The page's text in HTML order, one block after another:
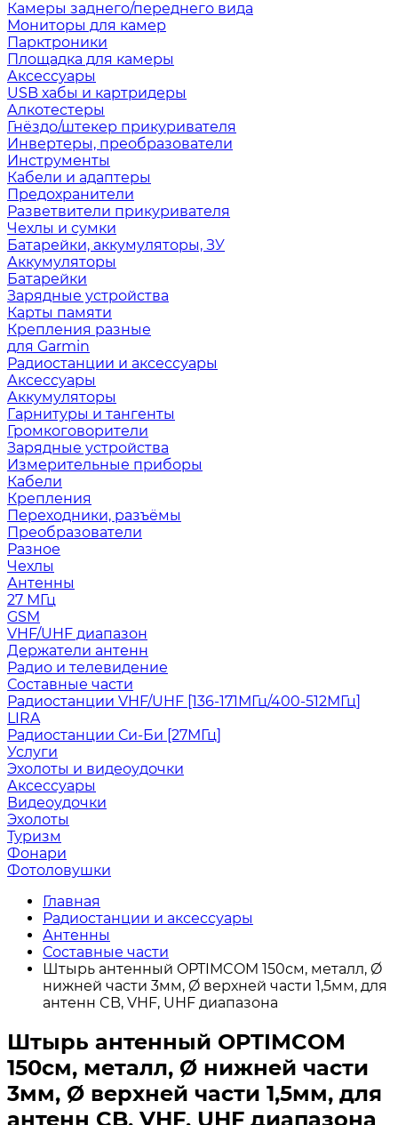
Камеры заднего/переднего вида
Мониторы для камер
Парктроники
Площадка для камеры
Аксессуары
USB хабы и картридеры
Алкотестеры
Гнёздо/штекер прикуривателя
Инвертеры, преобразователи
Инструменты
Кабели и адаптеры
Предохранители
Разветвители прикуривателя
Чехлы и сумки
Батарейки, аккумуляторы, ЗУ
Аккумуляторы
Батарейки
Зарядные устройства
Карты памяти
Крепления разные
для Garmin
Радиостанции и аксессуары
Аксессуары
Аккумуляторы
Гарнитуры и тангенты
Громкоговорители
Зарядные устройства
Измерительные приборы
Кабели
Крепления
Переходники, разъёмы
Преобразователи
Разное
Чехлы
Антенны
27 МГц
GSM
VHF/UHF диапазон
Держатели антенн
Радио и телевидение
Составные части
Радиостанции VHF/UHF [136-171МГц/400-512МГц]
LIRA
Радиостанции Си-Би [27МГц]
Услуги
Эхолоты и видеоудочки
Аксессуары
Видеоудочки
Эхолоты
Туризм
Фонари
Фотоловушки
Главная
Радиостанции и аксессуары
Антенны
Составные части
Штырь антенный OPTIMCOM 150см, металл, Ø
нижней части 3мм, Ø верхней части 1,5мм, для
антенн CB, VHF, UHF диапазона
Штырь антенный OPTIMCOM
150см, металл, Ø нижней части
3мм, Ø верхней части 1,5мм, для
антенн CB, VHF, UHF диапазона